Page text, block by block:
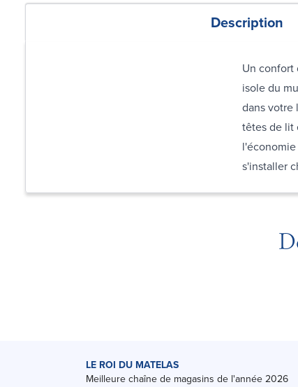
Description
Un confort
isole du
dans votre
têtes de lit
s'installer
LE ROI DU MATELAS
Meilleure chaîne de magasins de l'année 2026